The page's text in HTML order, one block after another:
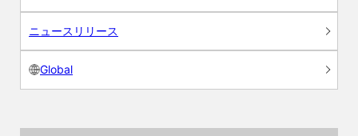
ニュースリリース
Global